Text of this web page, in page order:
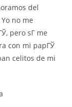
del
no me
pero sГ­ me
con mi papГЎ
celitos de mi